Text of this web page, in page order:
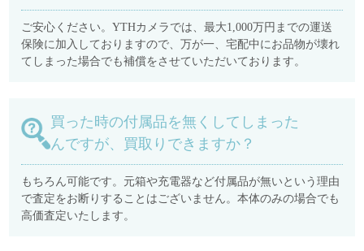
ご安心ください。YTHカメラでは、最大1,000万円までの運送
保険に加入しておりますので、万が一、宅配中にお品物が壊れ
てしまった場合でも補償をさせていただいております。
買った時の付属品を無くしてしまった
んですが、買取りできますか？
もちろん可能です。元箱や充電器など付属品が無いという理由
で査定をお断りすることはございません。本体のみの場合でも
高価査定いたします。